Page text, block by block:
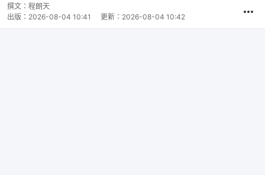
撰文： 程朗天
出版： 2026-08-04 10:41 更新： 2026-08-04 10:42